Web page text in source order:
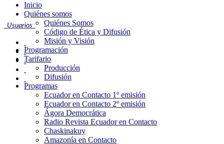
Usuarios
Inicio
Quiénes somos
Quiénes Somos
Código de Ética y Difusión
Misión y Visión
Programación
Tarifario
Producción
Difusión
Programas
Ecuador en Contacto 1º emisión
Ecuador en Contacto 2º emisión
Ágora Democrática
Radio Revista Ecuador en Contacto
Chaskinakuy
Amazonía en Contacto